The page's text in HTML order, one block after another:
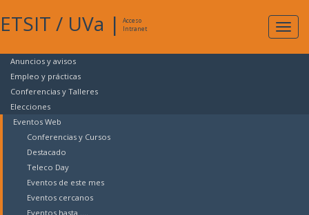
ETSIT / UVa |
Acceso
Intranet
Anuncios y avisos
Empleo y prácticas
Conferencias y Talleres
Elecciones
Eventos Web
Conferencias y Cursos
Destacado
Teleco Day
Eventos de este mes
Eventos cercanos
Eventos hasta ....